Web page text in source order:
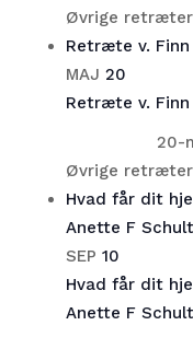
Øvrige retræter
Retræte v. Finn
MAJ 20
Retræte v. Finn
20-
Øvrige retræter
Hvad får dit
Anette F
SEP 10
Hvad får dit
Anette F